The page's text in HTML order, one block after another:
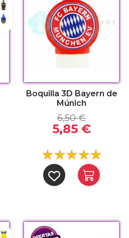
Cleveland Cavaliers
Golden State Warriors
Boquilla 3D Bayern de
Múnich
6,50 €
5,85 €